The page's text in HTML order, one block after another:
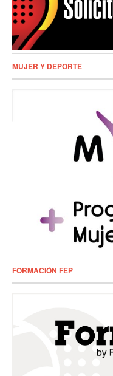
MUJER Y DEPORTE
FORMACIÓN FEP